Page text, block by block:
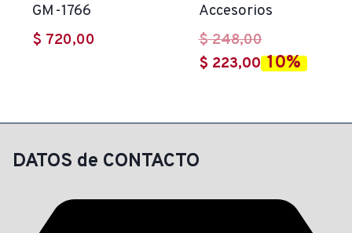
GM-1766
$ 720,00
Accesorios
$248,00El
precio
$ 223,00El10%
DATOS de CONTACTO